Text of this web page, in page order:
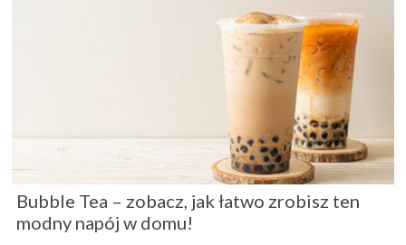
Bubble Tea – zobacz, jak łatwo zrobisz ten
modny napój w domu!